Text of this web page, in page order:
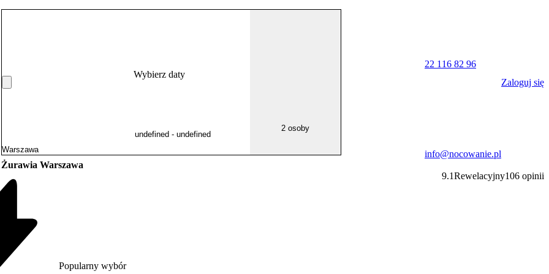
Wybierz daty
2 osoby
22 116 82 96
info@nocowanie.pl
Zaloguj się
Warszawa
Popularny wybór
9.1Rewelacyjny106 opinii